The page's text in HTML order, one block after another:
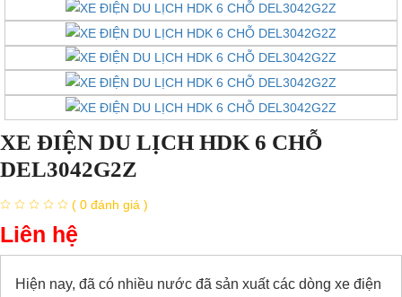
XE ĐIỆN DU LỊCH HDK 6 CHỖ
DEL3042G2Z
( 0 đánh giá )
Liên hệ
Hiện nay, đã có nhiều nước đã sản xuất các dòng xe điện